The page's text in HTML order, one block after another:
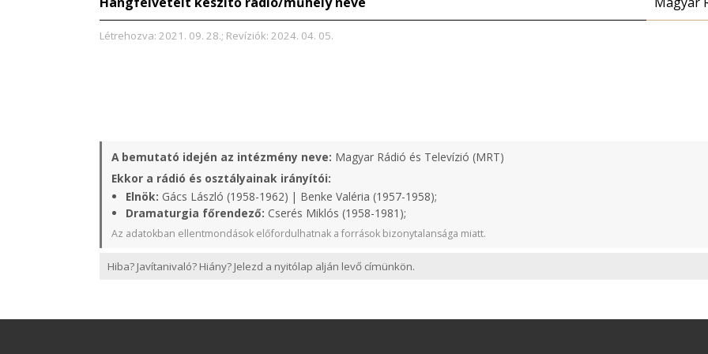
Létrehozva: 2021. 09. 28.; Revíziók: 2024. 04. 05.
A bemutató idején az intézmény neve: Magyar Rádió és Televízió (MRT)
Ekkor a rádió és osztályainak irányítói:
Elnök: Gács László (1958-1962) | Benke Valéria (1957-1958);
Dramaturgia főrendező: Cserés Miklós (1958-1981);
Az adatokban ellentmondások előfordulhatnak a források bizonytalansága miatt.
Hiba? Javítanivaló? Hiány? Jelezd a nyitólap alján levő címünkön.